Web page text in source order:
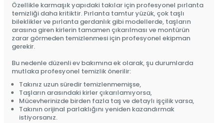
Özellikle karmaşık yapıdaki takılar için profesyonel pırlanta
temizliği daha kritiktir. Pırlanta tamtur yüzük, çok taşlı
bileklikler ve pırlanta gerdanlık gibi modellerde, taşların
arasına giren kirlerin tamamen çıkarılması ve montürün
zarar görmeden temizlenmesi için profesyonel ekipman
gerekir.
Bu nedenle düzenli ev bakımına ek olarak, şu durumlarda
mutlaka profesyonel temizlik önerilir:
Takınız uzun süredir temizlenmemişse,
Taşların arasındaki kirler çıkarılamıyorsa,
Mücevherinizde birden fazla taş ve detaylı işçilik varsa,
Takının orijinal parlaklığını yeniden kazandırmak
istiyorsanız.